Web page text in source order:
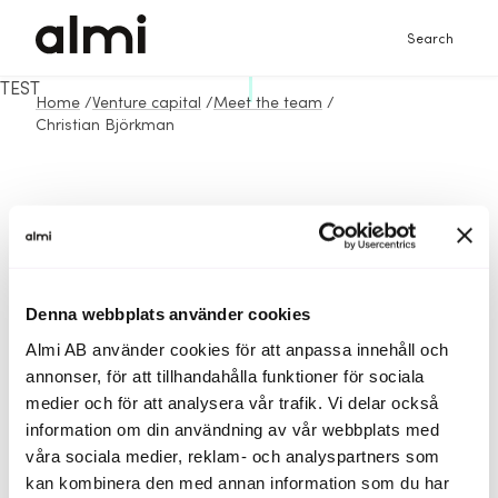
Denna webbplats använder cookies
Almi AB använder cookies för att anpassa innehåll och
annonser, för att tillhandahålla funktioner för sociala
medier och för att analysera vår trafik. Vi delar också
information om din användning av vår webbplats med
våra sociala medier, reklam- och analyspartners som
kan kombinera den med annan information som du har
Search
Home /Venture capital /Meet the team /
Christian Björkman
TEST